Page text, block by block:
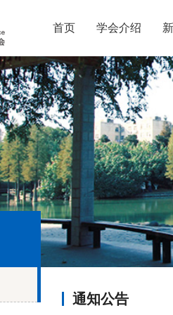
首页 学会介绍
通知公告